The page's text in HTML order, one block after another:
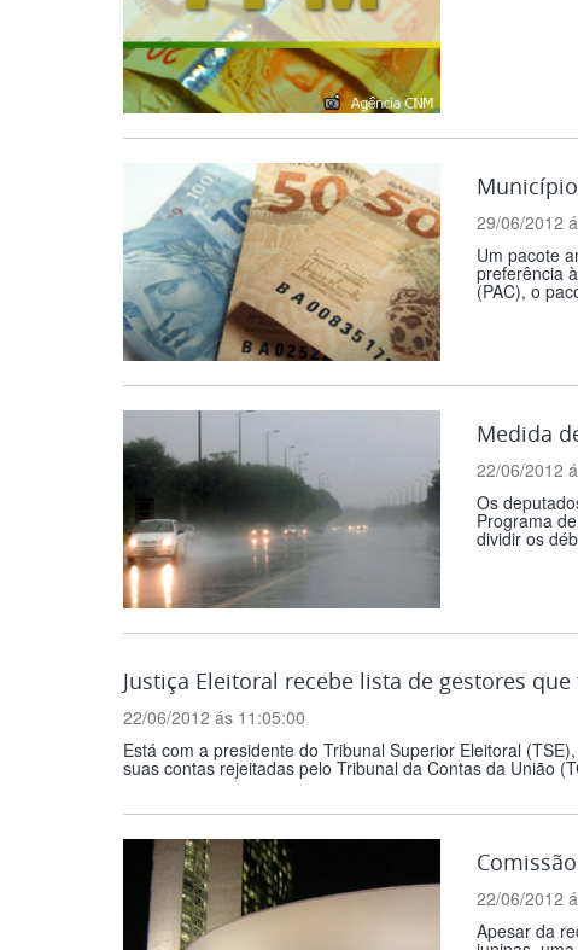
29/06/2012
Um pacote
preferência
(PAC), o
Medida
22/06/2012
Os
Programa
dividir os
Justiça Eleitoral recebe lista de gestores
22/06/2012 ás 11:05:00
Está com a presidente do Tribunal Superior Eleitoral
suas contas rejeitadas pelo Tribunal da Contas da União
22/06/2012
Apesar da